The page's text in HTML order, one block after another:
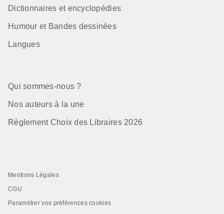
Dictionnaires et encyclopédies
Humour et Bandes dessinées
Langues
Qui sommes-nous ?
Nos auteurs à la une
Règlement Choix des Libraires 2026
Mentions Légales
CGU
Paramétrer vos préférences cookies